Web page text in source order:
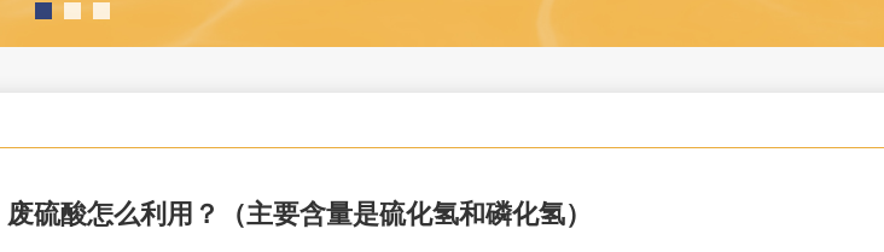
废硫酸怎么利用？（主要含量是硫化氢和磷化氢）